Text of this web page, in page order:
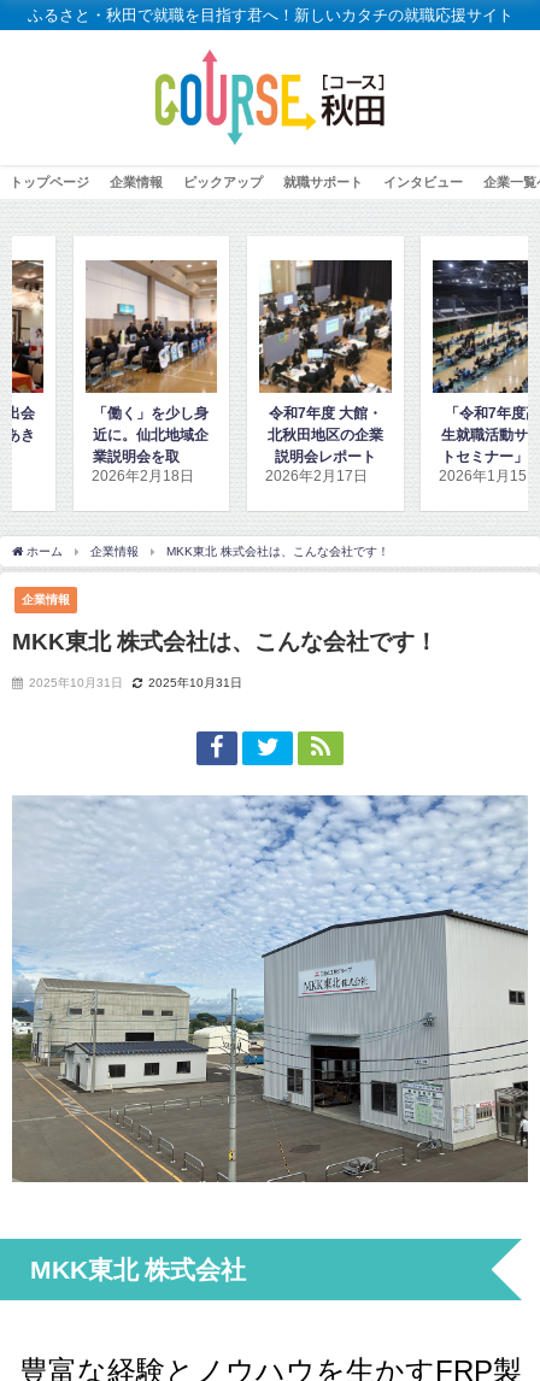
ふるさと・秋田で就職を目指す君へ！新しいカタチの就職応援サイト
トップページ 企業情報 ピックアップ 就職サポート インタビュー 企業一覧
く」を少し身
。仙北地域企
明会を取材し
ました
令和7年度 大館・
北秋田地区の企業
説明会レポート
2026年2月17日
「令和7年度高校
生就職活動サポー
トセミナー」に密
着取材しました！
2026年1月15日
「高
秋田
ダン
取
2026
ホーム 企業情報 MKK東北 株式会社は、こんな会社です！
企業情報
MKK東北 株式会社は、こんな会社です！
2025年10月31日 2025年10月31日
MKK東北 株式会社
豊富な経験とノウハウを生かすFRP製